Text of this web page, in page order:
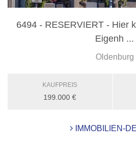
6494 - RESERVIERT - Hier
Eigenh ...
Oldenburg
KAUFPREIS
199.000 €
IMMOBILIEN-